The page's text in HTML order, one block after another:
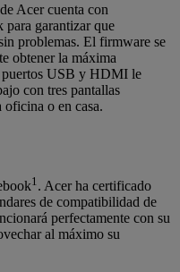
Acer cuenta con
garantizar que
problemas. El firmware se
obtener la máxima
puertos USB y HDMI le
con tres pantallas
oficina o en casa.
1 . Acer ha certificado
de compatibilidad de
perfectamente con su
al máximo su